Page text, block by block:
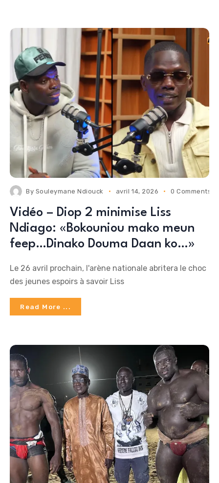
By Souleymane Ndiouck avril 14, 2026 0 Comments
Vidéo – Diop 2 minimise Liss
Ndiago: «Bokouniou mako meun
feep…Dinako Douma Daan ko…»
Le 26 avril prochain, l'arène nationale abritera le choc
des jeunes espoirs à savoir Liss
Read More ...